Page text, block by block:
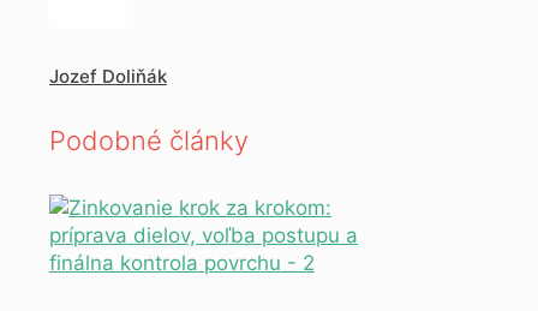
Jozef Doliňák
Podobné články